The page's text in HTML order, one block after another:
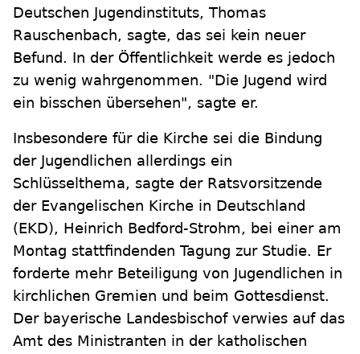
Deutschen Jugendinstituts, Thomas
Rauschenbach, sagte, das sei kein neuer
Befund. In der Öffentlichkeit werde es jedoch
zu wenig wahrgenommen. "Die Jugend wird
ein bisschen übersehen", sagte er.
Insbesondere für die Kirche sei die Bindung
der Jugendlichen allerdings ein
Schlüsselthema, sagte der Ratsvorsitzende
der Evangelischen Kirche in Deutschland
(EKD), Heinrich Bedford-Strohm, bei einer am
Montag stattfindenden Tagung zur Studie. Er
forderte mehr Beteiligung von Jugendlichen in
kirchlichen Gremien und beim Gottesdienst.
Der bayerische Landesbischof verwies auf das
Amt des Ministranten in der katholischen